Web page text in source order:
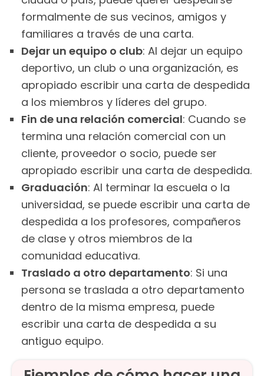
formalmente de sus vecinos, amigos y
familiares a través de una carta.
Dejar un equipo o club: Al dejar un equipo
deportivo, un club o una organización, es
apropiado escribir una carta de despedida
a los miembros y líderes del grupo.
Fin de una relación comercial: Cuando se
termina una relación comercial con un
cliente, proveedor o socio, puede ser
apropiado escribir una carta de despedida.
Graduación: Al terminar la escuela o la
universidad, se puede escribir una carta de
despedida a los profesores, compañeros
de clase y otros miembros de la
comunidad educativa.
Traslado a otro departamento: Si una
persona se traslada a otro departamento
dentro de la misma empresa, puede
escribir una carta de despedida a su
antiguo equipo.